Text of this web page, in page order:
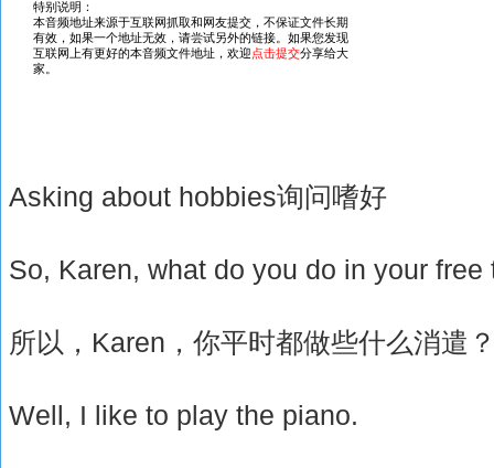
Asking about hobbies询问嗜好
So, Karen, what do you do in your free
所以，Karen，你平时都做些什么消遣
Well, I like to play the piano.